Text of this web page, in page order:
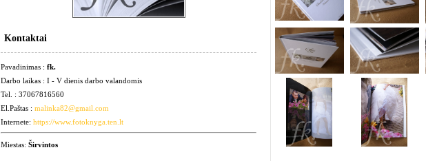
Kontaktai
Pavadinimas : fk.
Darbo laikas : I - V dienis darbo valandomis
Tel. : 37067816560
El.Paštas : malinka82@gmail.com
Internete: https://www.fotoknyga.ten.lt
Miestas: Širvintos